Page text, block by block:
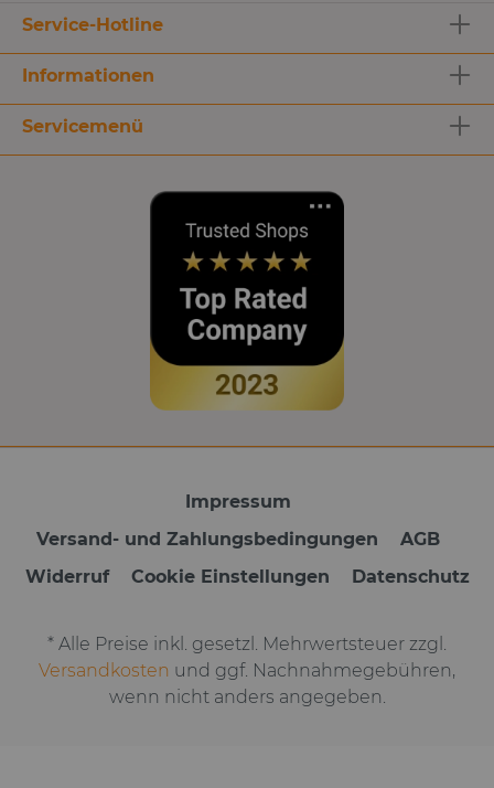
Service-Hotline
Informationen
Servicemenü
Impressum
Versand- und Zahlungsbedingungen
AGB
Widerruf
Cookie Einstellungen Datenschutz
* Alle Preise inkl. gesetzl. Mehrwertsteuer zzgl.
Versandkosten und ggf. Nachnahmegebühren,
wenn nicht anders angegeben.